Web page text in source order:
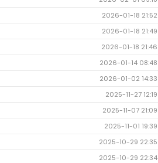
2026-01-18 21:52
2026-01-18 21:49
2026-01-18 21:46
2026-01-14 08:48
2026-01-02 14:33
2025-11-27 12:19
2025-11-07 21:09
2025-11-01 19:39
2025-10-29 22:35
2025-10-29 22:34